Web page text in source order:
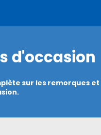
d'occasion
sur les remorques